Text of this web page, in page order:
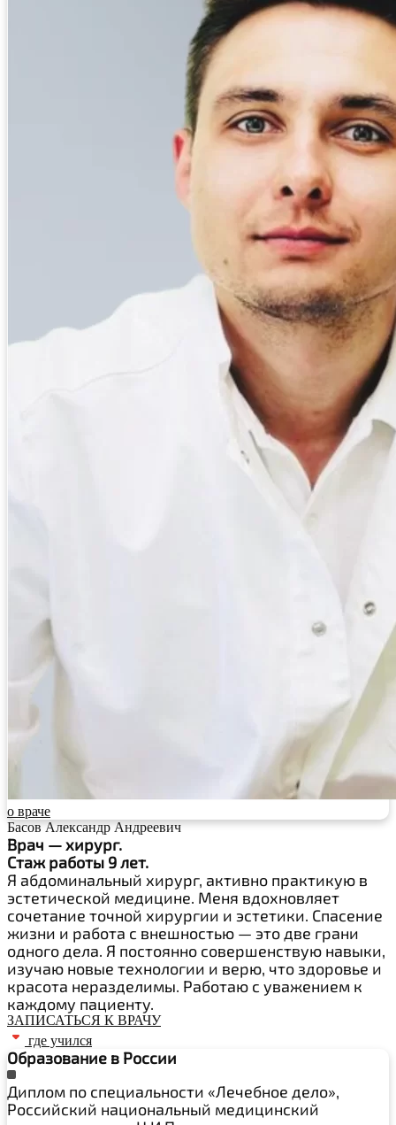
о враче
Басов Александр Андреевич
Врач — хирург.
Стаж работы 9 лет.
Я абдоминальный хирург, активно практикую в
эстетической медицине. Меня вдохновляет
сочетание точной хирургии и эстетики. Спасение
жизни и работа с внешностью — это две грани
одного дела. Я постоянно совершенствую навыки,
изучаю новые технологии и верю, что здоровье и
красота неразделимы. Работаю с уважением к
каждому пациенту.
ЗАПИСАТЬСЯ К ВРАЧУ
где учился
Образование в России
Диплом по специальности «Лечебное дело»,
Российский национальный медицинский